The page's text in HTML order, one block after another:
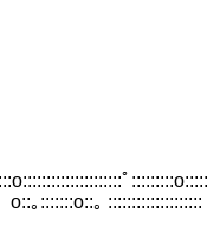
ﾟ
｡:::::::o::｡ ::::::::::::::::::::